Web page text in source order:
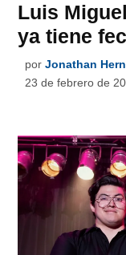
Luis
ya tiene
por Jonathan
23 de febrero de